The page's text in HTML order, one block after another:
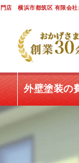
店 横浜市都筑区 有限会社
外壁塗装の